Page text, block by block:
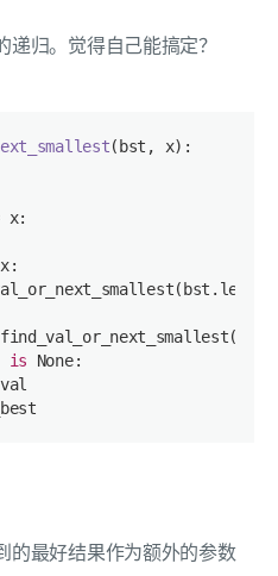
归。觉得自己能搞定？
(bst, x):
x:
is None:
的最好结果作为额外的参数